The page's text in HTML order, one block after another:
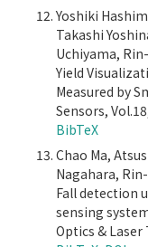
Yoshiki
Takashi
Uchiyama,
Yield
Measured by
Sensors,
BibTeX
Chao Ma,
Nagahara,
Fall detection
sensing
Optics & Laser